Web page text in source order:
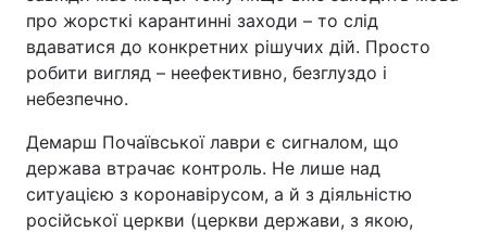
про жорсткі карантинні заходи – то слід
вдаватися до конкретних рішучих дій. Просто
робити вигляд – неефективно, безглуздо і
небезпечно.
Демарш Почаївської лаври є сигналом, що
держава втрачає контроль. Не лише над
ситуацією з коронавірусом, а й з діяльністю
російської церкви (церкви держави, з якою,